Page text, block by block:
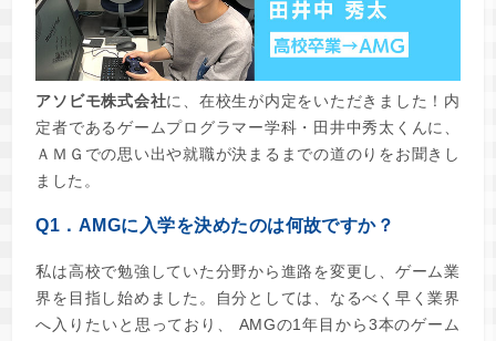
アソビモ株式会社に、在校生が内定をいただきました！内
定者であるゲームプログラマー学科・田井中秀太くんに、
ＡＭＧでの思い出や就職が決まるまでの道のりをお聞きし
ました。
Q1．AMGに入学を決めたのは何故ですか？
私は高校で勉強していた分野から進路を変更し、ゲーム業
界を目指し始めました。自分としては、なるべく早く業界
へ入りたいと思っており、 AMGの1年目から3本のゲーム